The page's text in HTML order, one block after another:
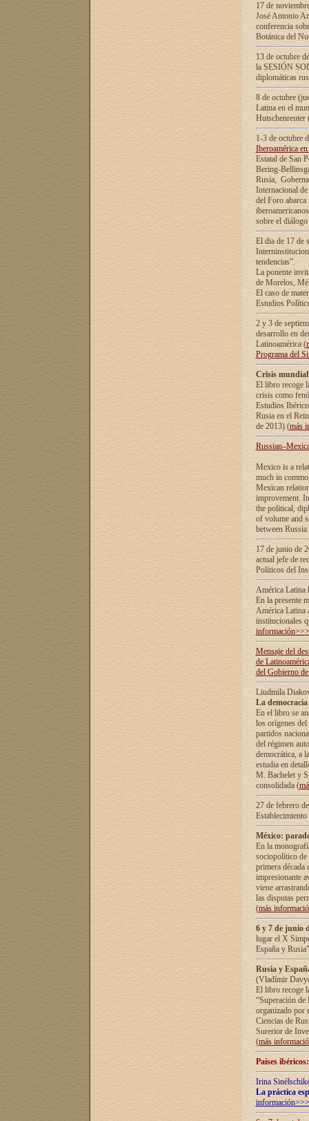
17 de
José Antonio
conferencia
Botánica del
13 de octubre
la SESIÓN
diplomáticas
8 de octubre
Latina en el
1-3 de octubre
Iberoamérica
Estatal de San
Bering-
Rusia,
Internacional
del Foro
sobre el
El dia de 17 de
tendencias”.
La ponente
de Morelos,
El caso de
Estudios
2 y 3 de
desarrollo en
Latinoamérica (
Programa del
Crisis
El libro recoge
crisis como
Estudios
Rusia en el
de 2013) (más
Mexico is a
much in
Mexican
improvement.
the political,
of volume and
between
17 de junio de
actual jefe de
Políticos del
América Latina
En la presente
América Latina
institucionales
información>>>
Mensaje del
de
del Gobierno
Liudmila
La
En el libro se
los orígenes
partidos
del régimen
democrática, а
estudia en
М. Bachelet у
consolidada (
27 de febrero
México:
En la
sociopolítico de
primera década
impresionante
viene
las disputas
(más
6 y 7 de junio
lugar el X
España y
Rusia y
(Vladímir
El libro recoge
“Superación
organizado por
Ciencias de
Surerior de
(más
Países
Irina
La práctica
información>>>